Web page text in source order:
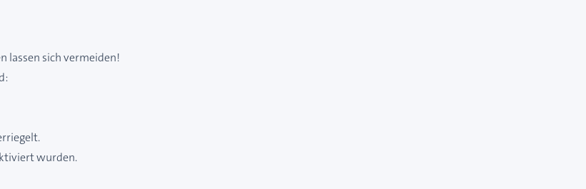
lassen sich vermeiden!
wurden.